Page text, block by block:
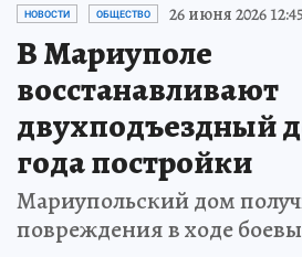
НОВОСТИ ОБЩЕСТВО 26 июня 2026
В Мариуполе
восстанавливают
двухподъездный
года постройки
Мариупольский дом
повреждения в ходе